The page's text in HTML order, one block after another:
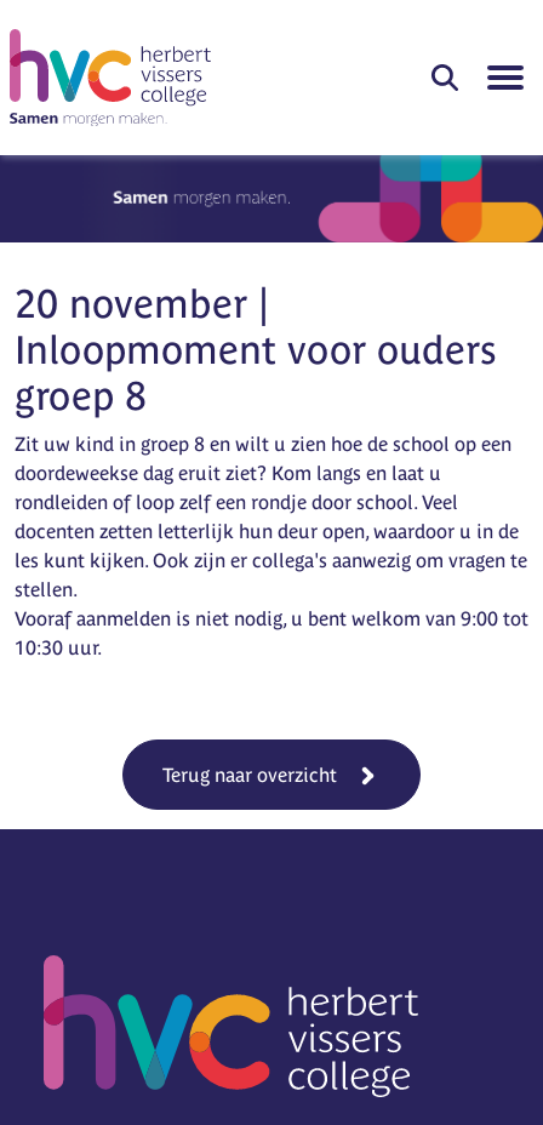
20 november |
Inloopmoment voor ouders
groep 8
Zit uw kind in groep 8 en wilt u zien hoe de school op een
doordeweekse dag eruit ziet? Kom langs en laat u
rondleiden of loop zelf een rondje door school. Veel
docenten zetten letterlijk hun deur open, waardoor u in de
les kunt kijken. Ook zijn er collega's aanwezig om vragen te
stellen.
Vooraf aanmelden is niet nodig, u bent welkom van 9:00 tot
10:30 uur.
Terug naar overzicht